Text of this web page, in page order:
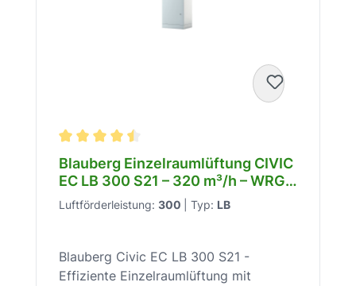
Durchschnittliche Bewertung von 4.6 von 5
Blauberg Einzelraumlüftung CIVIC
EC LB 300 S21 – 320 m³/h – WRG
78-92% – 21 dB(A) – 230 V –
Gegenstrom-WT – Bypass –
Luftförderleistung: 300 Typ: LB
Blauberg Civic EC LB 300 S21 -
Effiziente Einzelraumlüftung mit